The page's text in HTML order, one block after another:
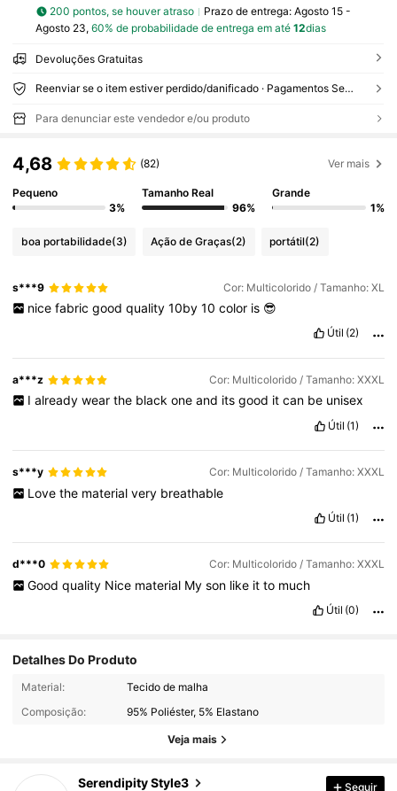
200 pontos, se houver atraso Prazo de entrega: Agosto 15 -
Agosto 23, 60% de probabilidade de entrega em até 12dias
Devoluções Gratuitas
Reenviar se o item estiver perdido/danificado · Pagamentos Seguros · Proteção de privacidade
Para denunciar este vendedor e/ou produto
4,68 (82) Ver mais
Pequeno
3%
Tamanho Real
96%
Grande
1%
boa portabilidade(3) Ação de Graças(2) portátil(2)
s***9 Cor: Multicolorido / Tamanho: XL
nice fabric good quality 10by 10 color is 😎
Útil (2)
a***z Cor: Multicolorido / Tamanho: XXXL
I already wear the black one and its good it can be unisex
Útil (1)
s***y Cor: Multicolorido / Tamanho: XXXL
Love the material very breathable
Útil (1)
d***0 Cor: Multicolorido / Tamanho: XXXL
Good quality Nice material My son like it to much
Útil (0)
Detalhes Do Produto
Material:
Tecido de malha
Composição:
95% Poliéster, 5% Elastano
Veja mais
Serendipity Style3
143 Seguidores
143 Seguidores
Seguir